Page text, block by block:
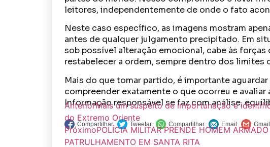
leitores, independentemente de onde o fato
Neste caso específico, as imagens mostram
antes de qualquer julgamento precipitado. Em
sob possível alteração emocional, cabe às forças
restabelecer a ordem, sempre dentro dos limites
Mais do que tomar partido, é importante
compreender exatamente o que ocorreu e
Informação responsável se faz com análise,
AnteriorMais um suspeito de importunação é
do Extremo Oriente
PróximoPOLÍCIA MILITAR PRENDE HOMEM
PATRULHAMENTO EM SANTA RITA